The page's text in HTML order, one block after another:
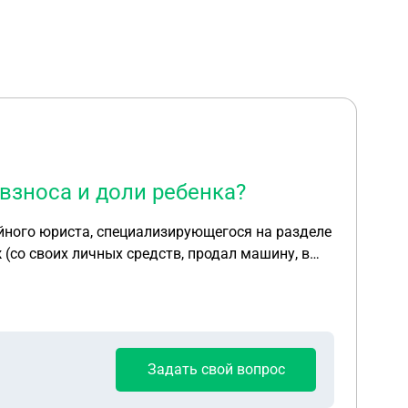
и доли ребенка?
юриста, специализирующегося на разделе
выплатить мне только фактически
Задать свой вопрос